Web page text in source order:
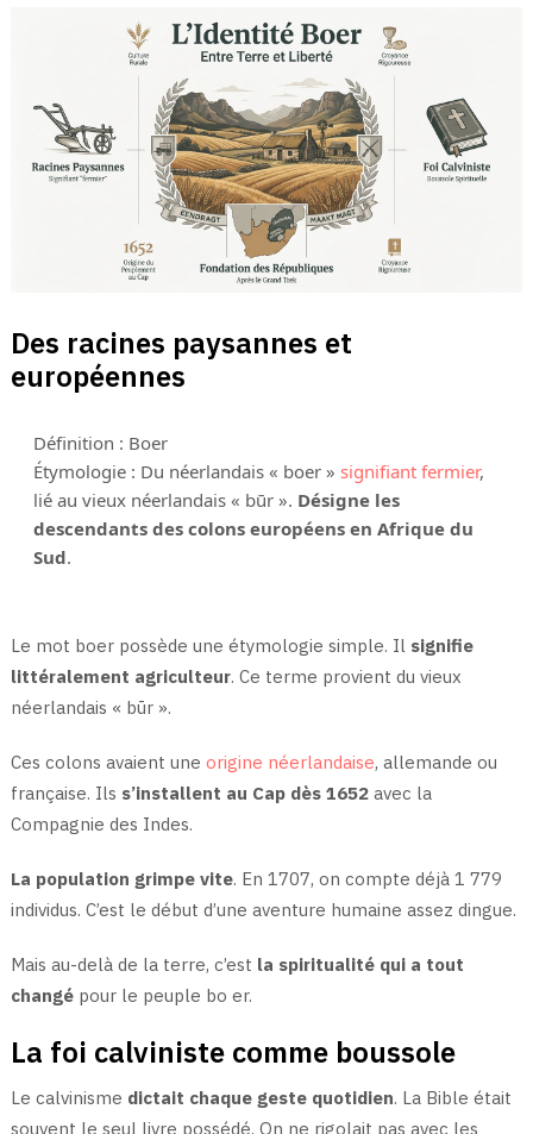
Des racines paysannes et
européennes
Définition : Boer
Étymologie : Du néerlandais « boer » signifiant fermier,
lié au vieux néerlandais « būr ». Désigne les
descendants des colons européens en Afrique du
Sud.
Le mot boer possède une étymologie simple. Il signifie
littéralement agriculteur. Ce terme provient du vieux
néerlandais « būr ».
Ces colons avaient une origine néerlandaise, allemande ou
française. Ils s’installent au Cap dès 1652avec la
Compagnie des Indes.
La population grimpe vite. En 1707, on compte déjà 1 779
individus. C’est le début d’une aventure humaine assez dingue.
Mais au-delà de la terre, c’est la spiritualité qui a tout
changépour le peuple bo er.
La foi calviniste comme boussole
Le calvinisme dictait chaque geste quotidien. La Bible était
souvent le seul livre possédé. On ne rigolait pas avec les